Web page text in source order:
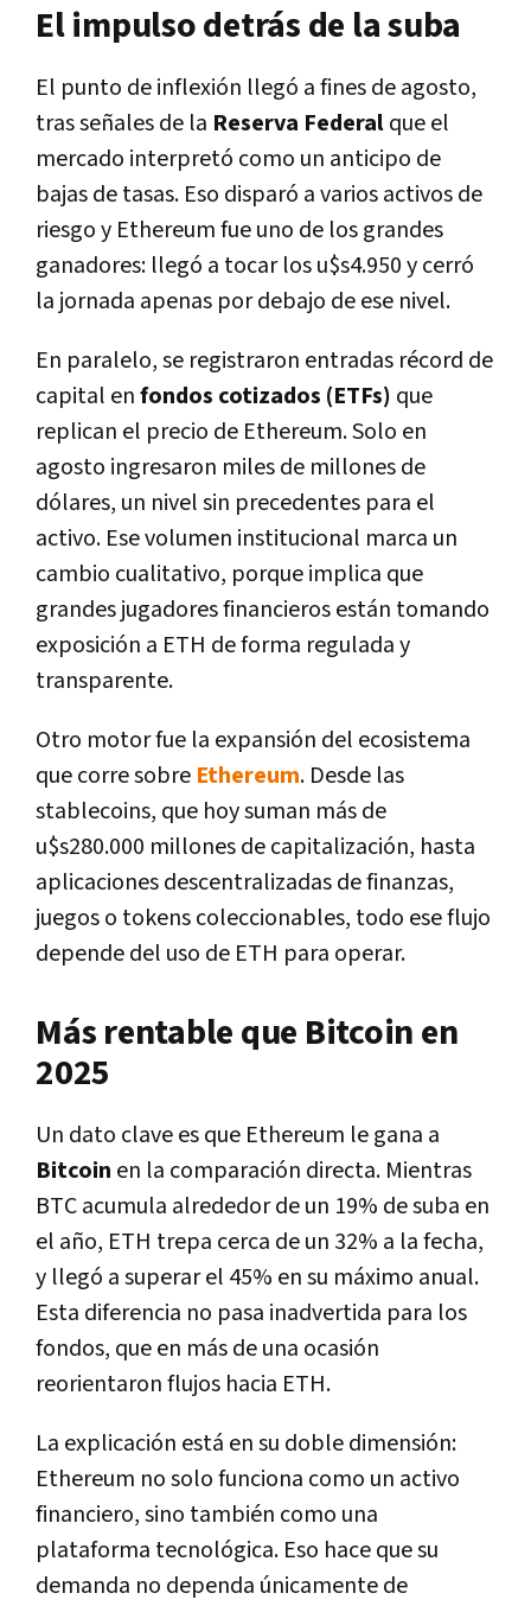
El impulso detrás de la suba
El punto de inflexión llegó a fines de agosto,
tras señales de la Reserva Federalque el
mercado interpretó como un anticipo de
bajas de tasas. Eso disparó a varios activos de
riesgo y Ethereum fue uno de los grandes
ganadores: llegó a tocar los u$s4.950 y cerró
la jornada apenas por debajo de ese nivel.
En paralelo, se registraron entradas récord de
capital enfondos cotizados (ETFs) que
replican el precio de Ethereum. Solo en
agosto ingresaron miles de millones de
dólares, un nivel sin precedentes para el
activo. Ese volumen institucional marca un
cambio cualitativo, porque implica que
grandes jugadores financieros están tomando
exposición a ETH de forma regulada y
transparente.
Otro motor fue la expansión del ecosistema
que corre sobre Ethereum. Desde las
stablecoins, que hoy suman más de
u$s280.000 millones de capitalización, hasta
aplicaciones descentralizadas de finanzas,
juegos o tokens coleccionables, todo ese flujo
depende del uso de ETH para operar.
Más rentable que Bitcoin en
2025
Un dato clave es que Ethereum le gana a
Bitcoin en la comparación directa. Mientras
BTC acumula alrededor de un 19% de suba en
el año, ETH trepa cerca de un 32% a la fecha,
y llegó a superar el 45% en su máximo anual.
Esta diferencia no pasa inadvertida para los
fondos, que en más de una ocasión
reorientaron flujos hacia ETH.
La explicación está en su doble dimensión:
Ethereum no solo funciona como un activo
financiero, sino también como una
plataforma tecnológica. Eso hace que su
demanda no dependa únicamente de